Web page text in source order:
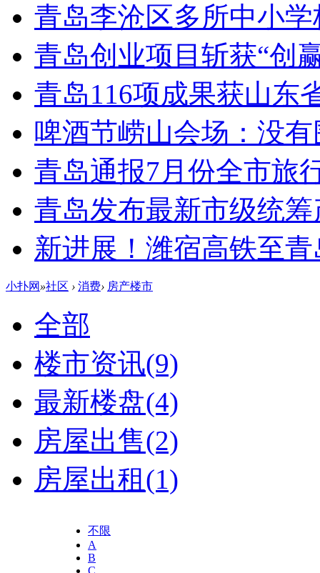
青岛李沧区多所中小
青岛创业项目斩获“创
青岛116项成果获山东
啤酒节崂山会场：没有
青岛通报7月份全市旅
青岛发布最新市级统
新进展！潍宿高铁至
小扑网 »社区 › 消费› 房产楼市
全部
楼市资讯(9)
最新楼盘(4)
房屋出售(2)
房屋出租(1)
不限
A
B
C